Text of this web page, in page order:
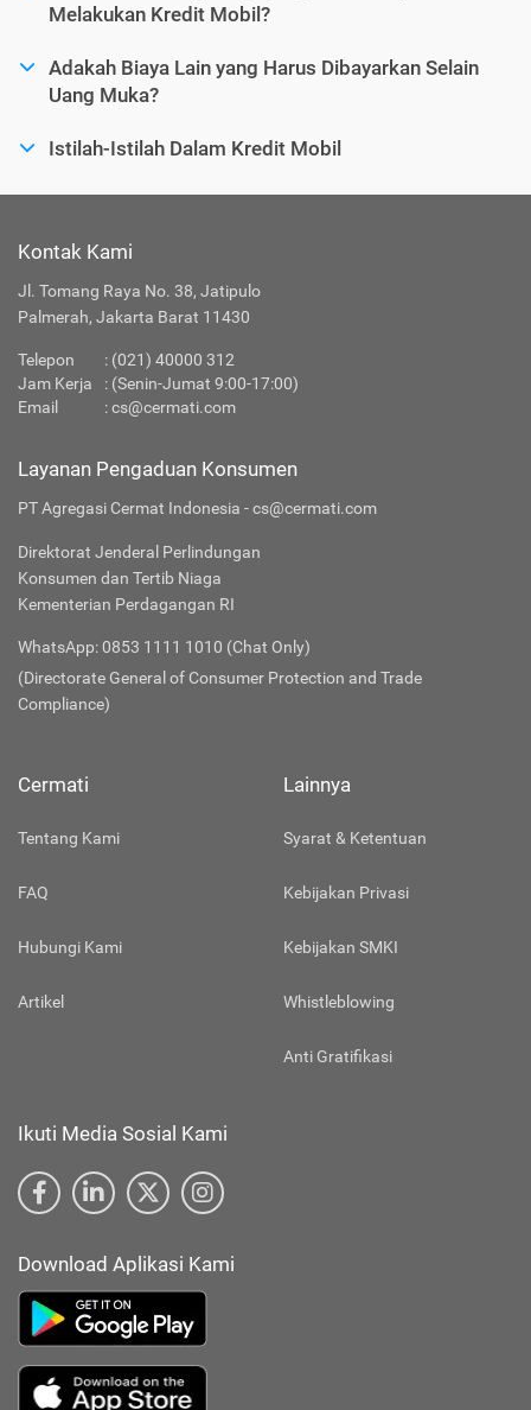
Melakukan Kredit Mobil?
Adakah Biaya Lain yang Harus Dibayarkan Selain
Uang Muka?
Istilah-Istilah Dalam Kredit Mobil
Kontak Kami
Jl. Tomang Raya No. 38, Jatipulo
Palmerah, Jakarta Barat 11430
Telepon : (021) 40000 312
Jam Kerja
: (Senin-Jumat 9:00-17:00)
Email
:cs@cermati.com
Layanan Pengaduan Konsumen
PT Agregasi Cermat Indonesia - cs@cermati.com
Direktorat Jenderal Perlindungan
Konsumen dan Tertib Niaga
Kementerian Perdagangan RI
WhatsApp: 0853 1111 1010 (Chat Only)
(Directorate General of Consumer Protection and Trade
Compliance)
Cermati
Tentang Kami
FAQ
Hubungi Kami
Artikel
Lainnya
Syarat & Ketentuan
Kebijakan Privasi
Kebijakan SMKI
Whistleblowing
Anti Gratifikasi
Ikuti Media Sosial Kami
Download Aplikasi Kami